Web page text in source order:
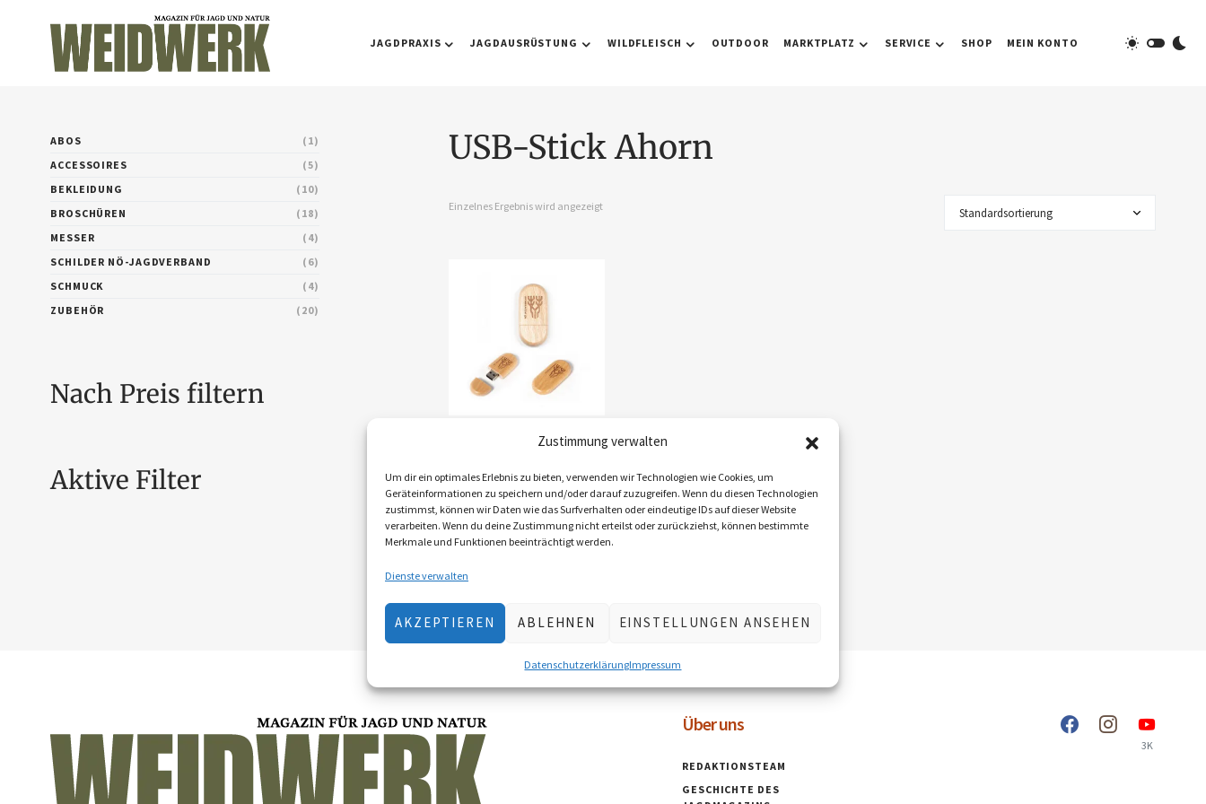
Zustimmung verwalten
Um dir ein optimales Erlebnis zu bieten, verwenden wir Technologien wie Cookies, um
Geräteinformationen zu speichern und/oder darauf zuzugreifen. Wenn du diesen Technologien
zustimmst, können wir Daten wie das Surfverhalten oder eindeutige IDs auf dieser Website
verarbeiten. Wenn du deine Zustimmung nicht erteilst oder zurückziehst, können bestimmte
Merkmale und Funktionen beeinträchtigt werden.
Dienste verwalten
AKZEPTIEREN ABLEHNEN EINSTELLUNGEN ANSEHEN
DatenschutzerklärungImpressum
JAGDPRAXIS JAGDAUSRÜSTUNG WILDFLEISCH OUTDOOR MARKTPLATZ SERVICE SHOP MEIN KONTO
USB-Stick Ahorn
Einzelnes Ergebnis wird angezeigt
USB-Stick
Versandkosten
Lieferzeit: 2–5 Werktage
(Österreich), EU 5–10 Werktage
ABOS
1
ACCESSOIRES
5
BEKLEIDUNG
10
BROSCHÜREN
18
MESSER
4
SCHILDER NÖ-JAGDVERBAND
6
SCHMUCK
4
ZUBEHÖR
20
Nach Preis filtern
Aktive Filter
Über uns
REDAKTIONSTEAM
GESCHICHTE DES
3K